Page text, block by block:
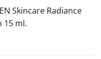
Skincare Radiance
15 ml.